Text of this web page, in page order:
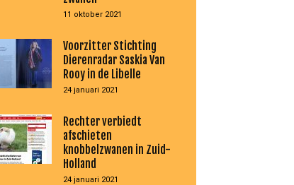
11 oktober 2021
Voorzitter Stichting
Dierenradar Saskia Van
Rooy in de Libelle
24 januari 2021
Rechter verbiedt
afschieten
knobbelzwanen in Zuid-
Holland
24 januari 2021